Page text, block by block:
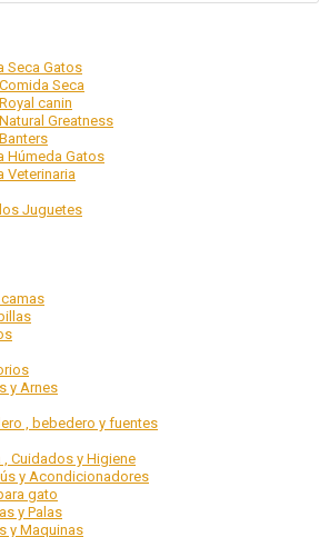
Seca Gatos
Comida Seca
Royal canin
Natural Greatness
Banters
Húmeda Gatos
Veterinaria
Juguetes
y Arnes
, bebedero y fuentes
, Cuidados y Higiene
y Acondicionadores
gato
y Palas
y Maquinas